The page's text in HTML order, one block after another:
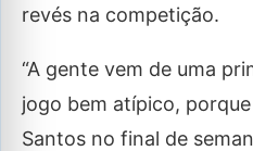
revés na competição.
“A gente vem de uma
jogo bem atípico,
Santos no final de